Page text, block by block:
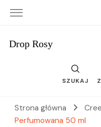
Drop Rosy
SZUKAJ
Strona główna
Perfumowana 50 ml